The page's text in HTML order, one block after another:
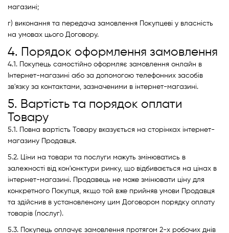
магазині;
г) виконання та передача замовлення Покупцеві у власність
на умовах цього Договору.
4. Порядок оформлення замовлення
4.1. Покупець самостійно оформляє замовлення онлайн в
Інтернет-магазині або за допомогою телефонних засобів
зв'язку за контактами, зазначеними в інтернет-магазині.
5. Вартість та порядок оплати
Товару
5.1. Повна вартість Товару вказується на сторінках інтернет-
магазину Продавця.
5.2. Ціни на товари та послуги можуть змінюватись в
залежності від кон'юнктури ринку, що відбивається на цінах в
інтернет-магазині. Продавець не може змінювати ціну для
конкретного Покупця, якщо той вже прийняв умови Продавця
та здійснив в установленому цим Договором порядку оплату
товарів (послуг).
5.3. Покупець оплачує замовлення протягом 2-х робочих днів